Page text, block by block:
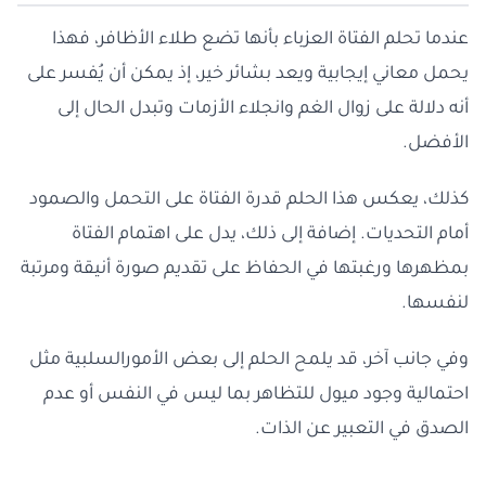
عندما تحلم الفتاة العزباء بأنها تضع طلاء الأظافر، فهذا
يحمل معاني إيجابية ويعد بشائر خير، إذ يمكن أن يُفسر على
أنه دلالة على زوال الغم وانجلاء الأزمات وتبدل الحال إلى
الأفضل.
كذلك، يعكس هذا الحلم قدرة الفتاة على التحمل والصمود
أمام التحديات. إضافة إلى ذلك، يدل على اهتمام الفتاة
بمظهرها ورغبتها في الحفاظ على تقديم صورة أنيقة ومرتبة
لنفسها.
وفي جانب آخر، قد يلمح الحلم إلى بعض الأمورالسلبية مثل
احتمالية وجود ميول للتظاهر بما ليس في النفس أو عدم
الصدق في التعبير عن الذات.